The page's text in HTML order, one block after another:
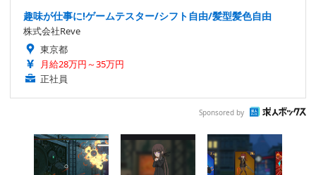
趣味が仕事に!ゲームテスター/シフト自由/髪型髪色自由
株式会社Reve
東京都
月給28万円～35万円
正社員
Sponsored by